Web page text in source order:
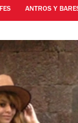
ANTROS Y